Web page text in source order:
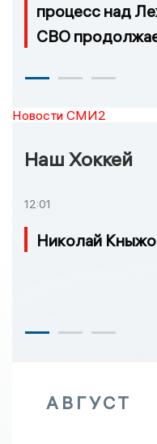
процесс над
СВО
Новости СМИ2
Наш Хоккей
12:01
Николай
АВГУСТ